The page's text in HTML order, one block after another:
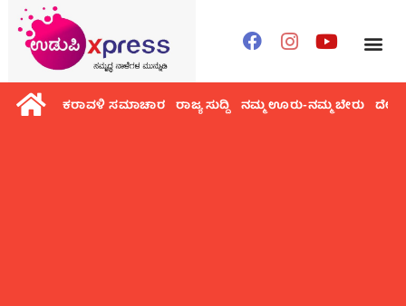
ಕರಾವಳಿ ಸಮಾಚಾರ ರಾಜ್ಯ ಸುದ್ದಿ ನಮ್ಮ ಊರು-ನಮ್ಮ ಬೇರು ದೇಶ